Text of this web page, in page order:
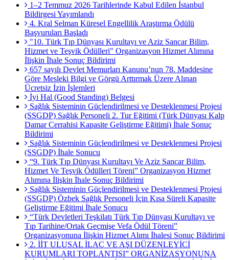
1–2 Temmuz 2026 Tarihlerinde Kabul Edilen İstanbul
Bildirgesi Yayımlandı
4. Kral Selman Küresel Engellilik Araştırma Ödülü
Başvuruları Başladı
"10. Türk Tıp Dünyası Kurultayı ve Aziz Sancar Bilim,
Hizmet ve Teşvik Ödülleri" Organizasyon Hizmet Alımına
İlişkin İhale Sonuç Bildirimi
657 sayılı Devlet Memurları Kanunu’nun 78. Maddesine
Göre Mesleki Bilgi ve Görgü Arttırmak Üzere Alınan
Ücretsiz İzin İşlemleri
İyi Hal (Good Standing) Belgesi
Sağlık Sisteminin Güçlendirilmesi ve Desteklenmesi Projesi
(SSGDP) Sağlık Personeli 2. Tur Eğitimi (Türk Dünyası Kalp
Damar Cerrahisi Kapasite Geliştirme Eğitimi) İhale Sonuç
Bildirimi
Sağlık Sisteminin Güçlendirilmesi ve Desteklenmesi Projesi
(SSGDP) İhale Sonucu
“9. Türk Tıp Dünyası Kurultayı Ve Aziz Sancar Bilim,
Hizmet Ve Teşvik Ödülleri Töreni” Organizasyon Hizmet
Alımına İlişkin İhale Sonuç Bildirimi
Sağlık Sisteminin Güçlendirilmesi ve Desteklenmesi Projesi
(SSGDP) Özbek Sağlık Personeli İçin Kısa Süreli Kapasite
Geliştirme Eğitimi İhale Sonucu
“Türk Devletleri Teşkilatı Türk Tıp Dünyası Kurultayı ve
Tıp Tarihine/Ortak Geçmişe Vefa Ödül Töreni”
Organizasyonuna İlişkin Hizmet Alımı İhalesi Sonuç Bildirimi
2. İİT ULUSAL İLAÇ VE AŞI DÜZENLEYİCİ
KURUMLARI TOPLANTISI” ORGANİZASYONUNA